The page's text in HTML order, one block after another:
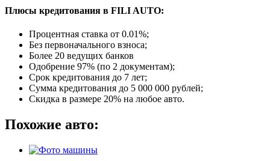
Плюсы кредитования в FILI AUTO:
Процентная ставка от 0.01%;
Без первоначального взноса;
Более 20 ведущих банков
Одобрение 97% (по 2 документам);
Срок кредитования до 7 лет;
Сумма кредитования до 5 000 000 рублей;
Скидка в размере 20% на любое авто.
Похожие авто: